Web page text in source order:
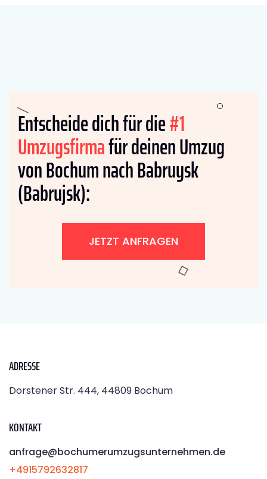
Entscheide dich für die#1
Umzugsfirmafür deinen Umzug
von Bochum nach Babruysk
(Babrujsk):
JETZT ANFRAGEN
ADRESSE
Dorstener Str. 444, 44809 Bochum
KONTAKT
anfrage@bochumerumzugsunternehmen.de
+4915792632817